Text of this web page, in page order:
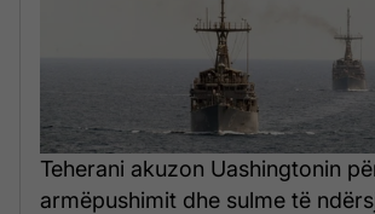
Teherani akuzon Uashingtonin
armëpushimit dhe sulme të